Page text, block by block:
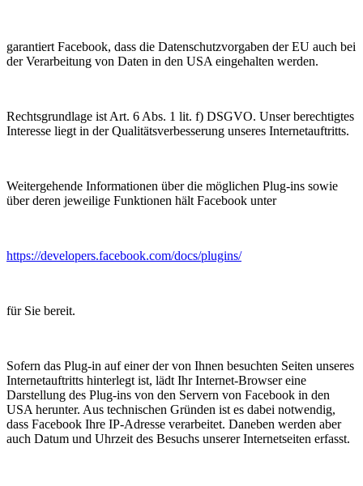
garantiert Facebook, dass die Datenschutzvorgaben der EU auch bei
der Verarbeitung von Daten in den USA eingehalten werden.
Rechtsgrundlage ist Art. 6 Abs. 1 lit. f) DSGVO. Unser berechtigtes
Interesse liegt in der Qualitätsverbesserung unseres Internetauftritts.
Weitergehende Informationen über die möglichen Plug-ins sowie
über deren jeweilige Funktionen hält Facebook unter
https://developers.facebook.com/docs/plugins/
für Sie bereit.
Sofern das Plug-in auf einer der von Ihnen besuchten Seiten unseres
Internetauftritts hinterlegt ist, lädt Ihr Internet-Browser eine
Darstellung des Plug-ins von den Servern von Facebook in den
USA herunter. Aus technischen Gründen ist es dabei notwendig,
dass Facebook Ihre IP-Adresse verarbeitet. Daneben werden aber
auch Datum und Uhrzeit des Besuchs unserer Internetseiten erfasst.